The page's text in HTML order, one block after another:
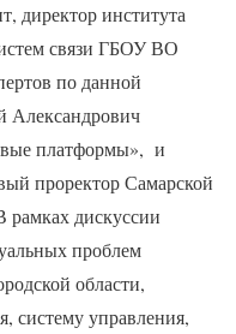
директор института
связи ГБОУ ВО
по данной
Александрович
платформы», и
проректор Самарской
рамках дискуссии
проблем
области,
систему управления,